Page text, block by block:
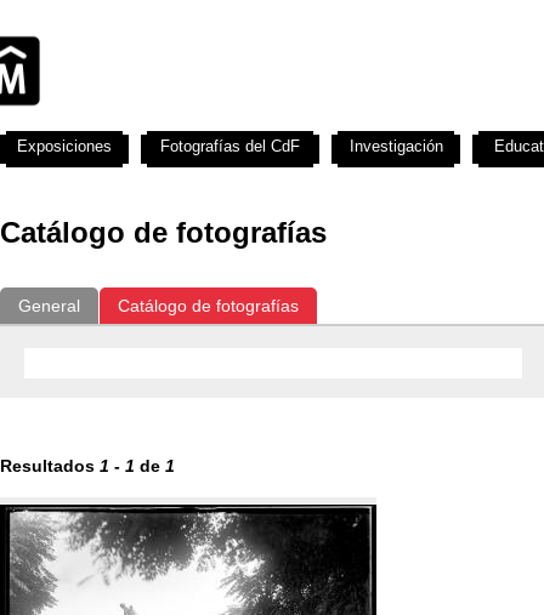
Catálogo de fotografías
General Catálogo de fotografías
Resultados 1 - 1 de 1
Exposiciones Fotografías del CdF Investigación